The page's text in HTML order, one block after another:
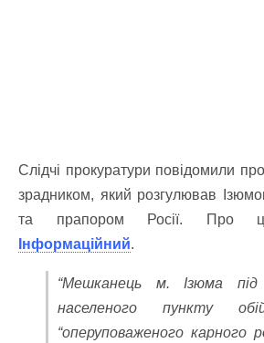
Слідчі прокуратури повідомили
зрадником, який розгулював
та прапором Росії.
Інформаційний.
“Мешканець м. Ізюма під
населеного пункту
“оперуповаженого карного